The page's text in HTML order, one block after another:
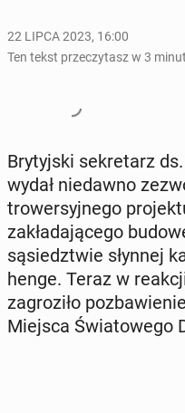
22 LIPCA 2023, 16:00
Ten tekst przeczytasz w 3
Bry­tyj­ski se­kre­tarz
wydał nie­daw­no
tro­wer­syj­ne­go
za­kła­da­ją­ce­go
są­siedz­twie słynnej
hen­ge. Teraz w
za­gro­zi­ło
Miejsca Świa­to­we­go